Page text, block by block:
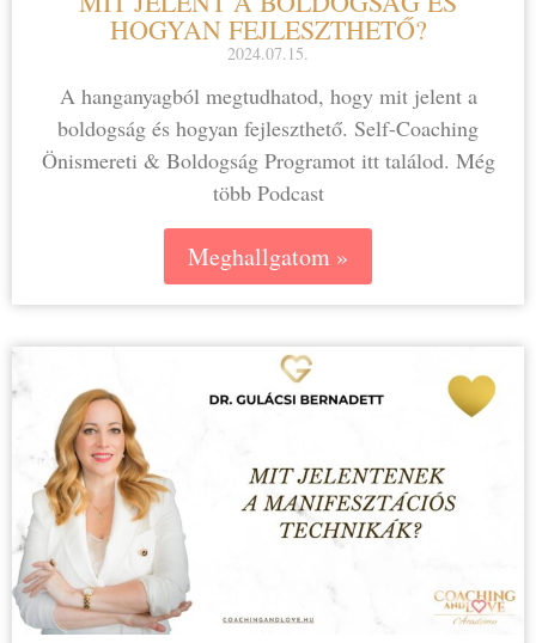
HOGYAN FEJLESZTHETŐ?
2024.07.15.
A hanganyagból megtudhatod, hogy mit jelent a
boldogság és hogyan fejleszthető. ⁠Self-Coaching
Önismereti & Boldogság Programot itt találod. Még
több Podcast
Meghallgatom »